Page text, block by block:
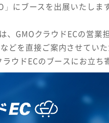
にブースを出展いたします
、GMOクラウドECの営
どを直接ご案内させてい
ウドECのブースにお立ち